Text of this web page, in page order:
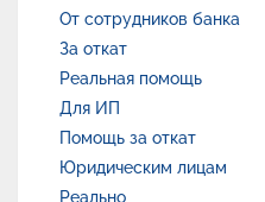
От сотрудников банка
За откат
Реальная помощь
Для ИП
Помощь за откат
Юридическим лицам
Реально